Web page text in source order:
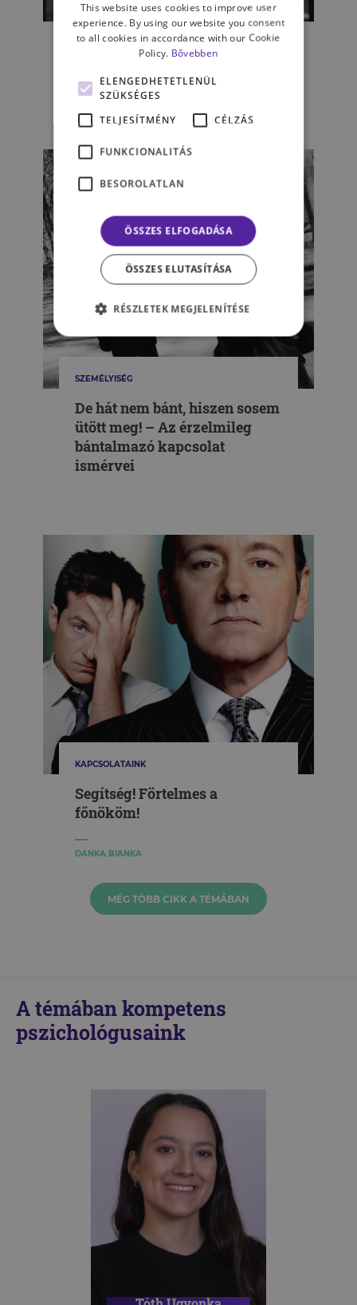
KAPCSOLATAINK
A családon belüli bántalmazás
legtöbbször még mindig
láthatatlan
KOZMA ÁGNES
SZEMÉLYISÉG
De hát nem bánt, hiszen sosem
ütött meg! – Az érzelmileg
bántalmazó kapcsolat
ismérvei
KAPCSOLATAINK
Segítség! Förtelmes a
főnököm!
DANKA BIANKA
MÉG TÖBB CIKK A TÉMÁBAN
A témában kompetens
pszichológusaink
This website uses cookies to improve user
experience. By using our website you consent
to all cookies in accordance with our Cookie
Policy. Bővebben
ELENGEDHETETLENÜL
SZÜKSÉGES
TELJESÍTMÉNY
CÉLZÁS
FUNKCIONALITÁS
BESOROLATLAN
ÖSSZES ELFOGADÁSA
ÖSSZES ELUTASÍTÁSA
RÉSZLETEK MEGJELENÍTÉSE